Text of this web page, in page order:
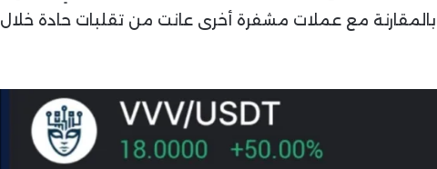
بالمقارنة مع عملات مشفرة أخرى عانت من تقلبات حادة خلال